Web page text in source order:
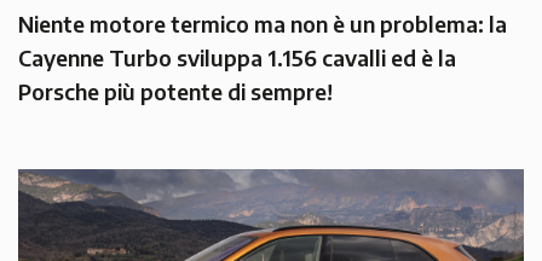
Niente motore termico ma non è un problema: la
Cayenne Turbo sviluppa 1.156 cavalli ed è la
Porsche più potente di sempre!